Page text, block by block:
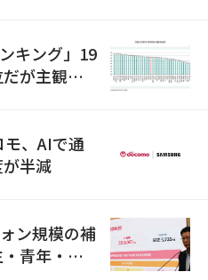
キング」19
が主観的
、AIで通
半減
ン規模の補
青年・安